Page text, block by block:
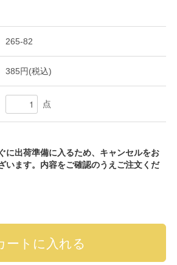
265-82
385円(税込)
点
に出荷準備に入るため、キャンセルをお
います。内容をご確認のうえご注文くだ